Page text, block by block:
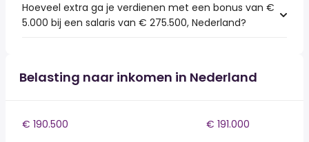
Hoeveel extra ga je verdienen met een bonus van €
5.000 bij een salaris van € 275.500, Nederland?
Belasting naar inkomen in Nederland
€ 190.500
€ 191.000